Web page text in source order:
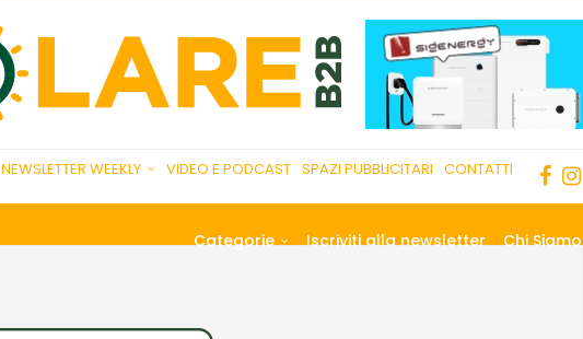
NEWSLETTER WEEKLY VIDEO E PODCAST SPAZI PUBBLICITARI CONTATTI
Categorie Iscriviti alla newsletter Chi Siamo